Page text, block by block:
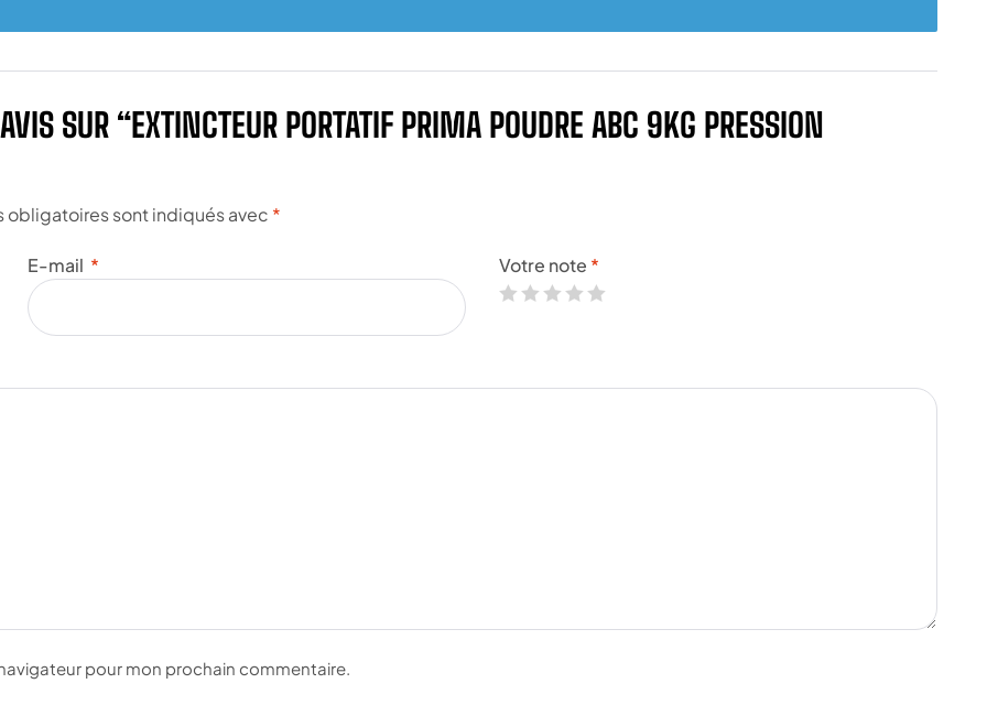
SUR “EXTINCTEUR PORTATIF PRIMA POUDRE ABC 9KG PRESSION
obligatoires sont indiqués avec *
Votre note *
E-mail *
pour mon prochain commentaire.